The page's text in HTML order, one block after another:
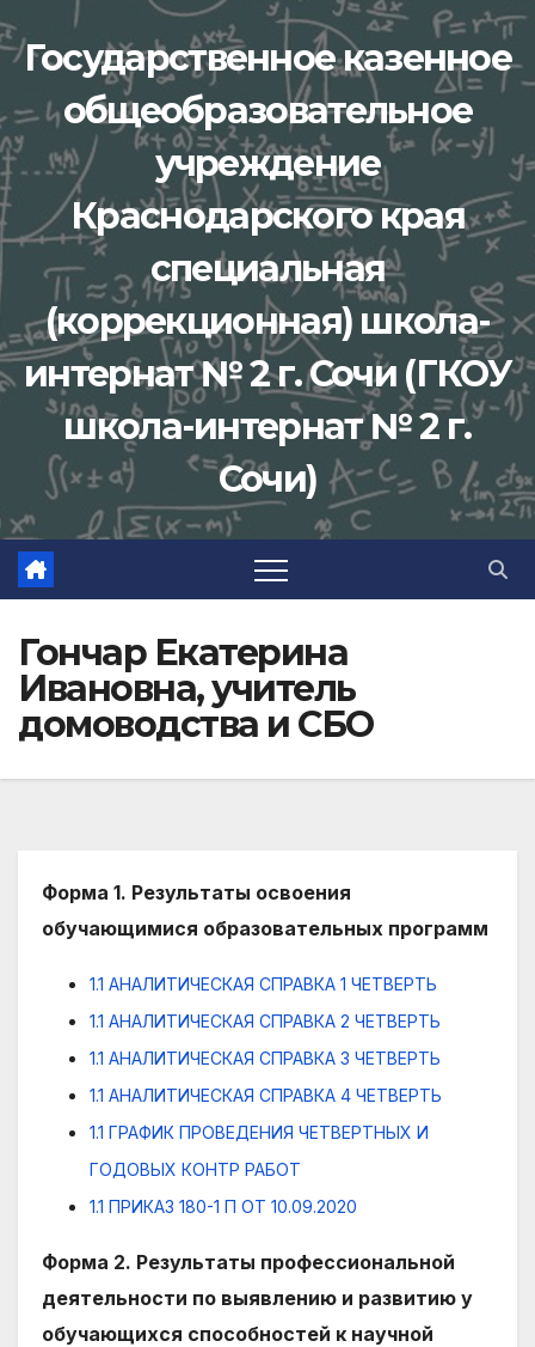
Перейти
к
содержимому
Государственное казенное
общеобразовательное
учреждение
Краснодарского края
специальная
(коррекционная) школа-
интернат № 2 г. Сочи (ГКОУ
школа-интернат № 2 г.
Сочи)
Гончар Екатерина
Ивановна, учитель
домоводства и СБО
Форма 1. Результаты освоения
обучающимися образовательных программ
1.1 АНАЛИТИЧЕСКАЯ СПРАВКА 1 ЧЕТВЕРТЬ
1.1 АНАЛИТИЧЕСКАЯ СПРАВКА 2 ЧЕТВЕРТЬ
1.1 АНАЛИТИЧЕСКАЯ СПРАВКА 3 ЧЕТВЕРТЬ
1.1 АНАЛИТИЧЕСКАЯ СПРАВКА 4 ЧЕТВЕРТЬ
1.1 ГРАФИК ПРОВЕДЕНИЯ ЧЕТВЕРТНЫХ И
ГОДОВЫХ КОНТР РАБОТ
1.1 ПРИКАЗ 180-1 П ОТ 10.09.2020
Форма 2. Результаты профессиональной
деятельности по выявлению и развитию у
обучающихся способностей к научной